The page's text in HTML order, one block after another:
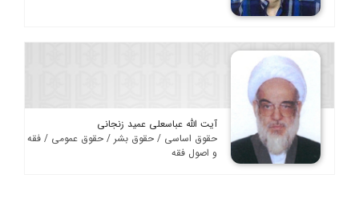
آیت الله عباسعلی عمید زنجانی
حقوق اساسی / حقوق بشر / حقوق عمومی / فقه
و اصول فقه